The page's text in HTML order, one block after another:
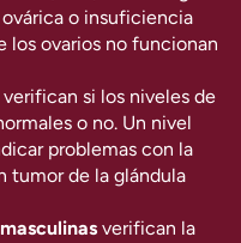
o insuficiencia
los ovarios no funcionan
verifican si los niveles de
o no. Un nivel
problemas con la
tumor de la glándula
verifican la